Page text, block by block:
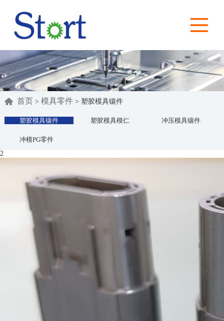
首页 > 模具零件> 塑胶模具镶件
塑胶模具镶件 塑胶模具模仁 冲压模具镶件
冲模PG零件
2